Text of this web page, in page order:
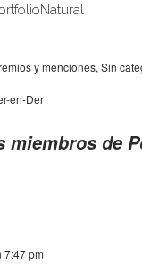
y menciones, Sin
en-Der
miembros de
7:47 pm